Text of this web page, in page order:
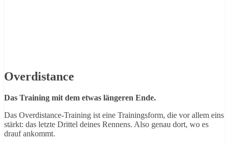
Overdistance
Das Training mit dem etwas längeren Ende.
Das Overdistance-Training ist eine Trainingsform, die vor allem eins
stärkt: das letzte Drittel deines Rennens. Also genau dort, wo es
drauf ankommt.